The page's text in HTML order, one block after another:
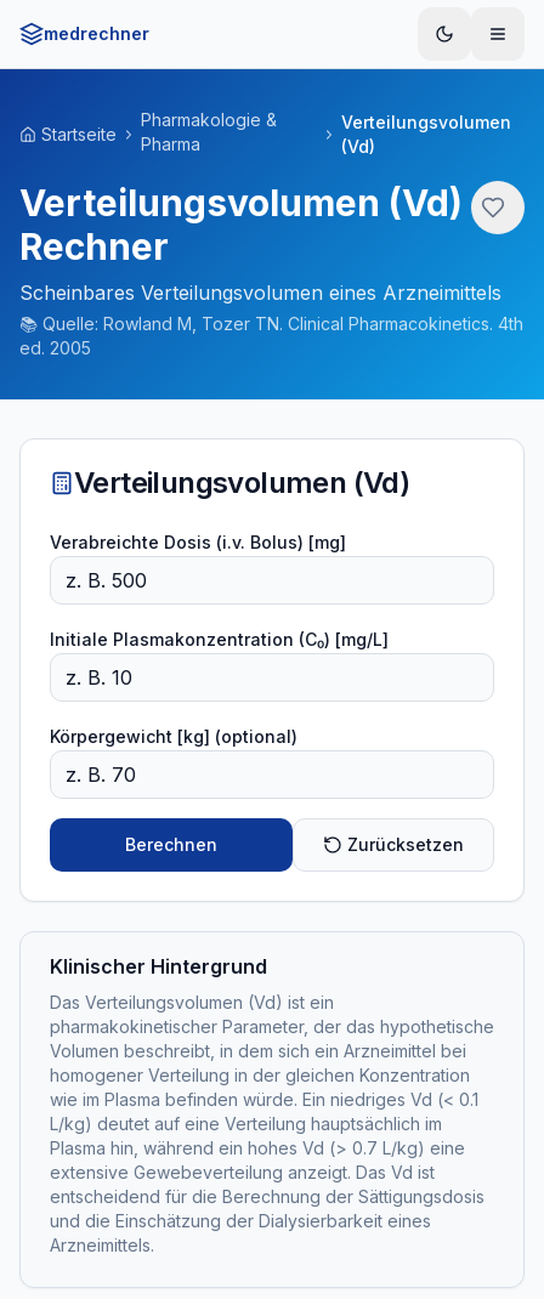
medrechner
Startseite
Pharmakologie &
Pharma
Verteilungsvolumen
(Vd)
Verteilungsvolumen (Vd)
Rechner
Scheinbares Verteilungsvolumen eines Arzneimittels
📚 Quelle: Rowland M, Tozer TN. Clinical Pharmacokinetics. 4th
ed. 2005
Verteilungsvolumen (Vd)
Verabreichte Dosis (i.v. Bolus) [mg]
Initiale Plasmakonzentration (C₀) [mg/L]
Körpergewicht [kg] (optional)
Berechnen Zurücksetzen
Klinischer Hintergrund
Das Verteilungsvolumen (Vd) ist ein
pharmakokinetischer Parameter, der das hypothetische
Volumen beschreibt, in dem sich ein Arzneimittel bei
homogener Verteilung in der gleichen Konzentration
wie im Plasma befinden würde. Ein niedriges Vd (< 0.1
L/kg) deutet auf eine Verteilung hauptsächlich im
Plasma hin, während ein hohes Vd (> 0.7 L/kg) eine
extensive Gewebeverteilung anzeigt. Das Vd ist
entscheidend für die Berechnung der Sättigungsdosis
und die Einschätzung der Dialysierbarkeit eines
Arzneimittels.